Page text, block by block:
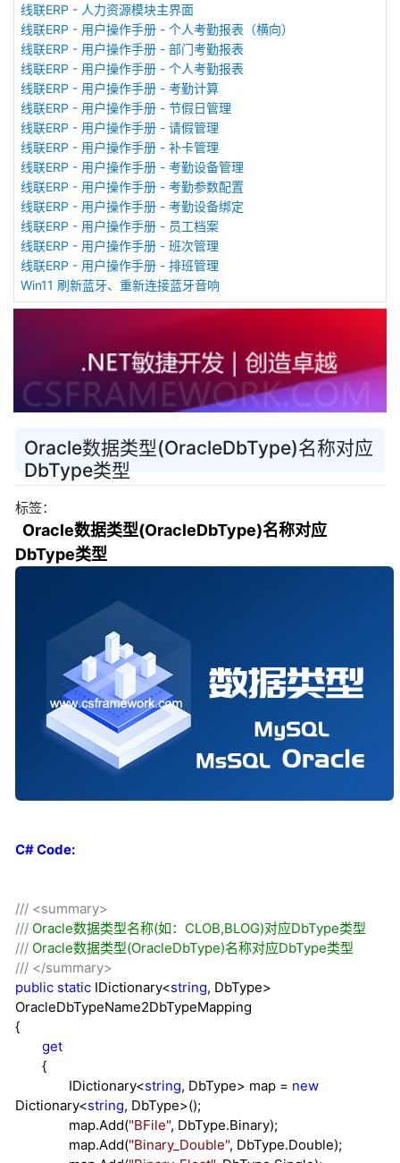
线联ERP - 人力资源模块主界面
线联ERP - 用户操作手册 - 个人考勤报表（横向）
线联ERP - 用户操作手册 - 部门考勤报表
线联ERP - 用户操作手册 - 个人考勤报表
线联ERP - 用户操作手册 - 考勤计算
线联ERP - 用户操作手册 - 节假日管理
线联ERP - 用户操作手册 - 请假管理
线联ERP - 用户操作手册 - 补卡管理
线联ERP - 用户操作手册 - 考勤设备管理
线联ERP - 用户操作手册 - 考勤参数配置
线联ERP - 用户操作手册 - 考勤设备绑定
线联ERP - 用户操作手册 - 员工档案
线联ERP - 用户操作手册 - 班次管理
线联ERP - 用户操作手册 - 排班管理
Win11 刷新蓝牙、重新连接蓝牙音响
Oracle数据类型(OracleDbType)名称对应
DbType类型
标签：
Oracle数据类型(OracleDbType)名称对应
DbType类型
C# Code:
/// <summary>
/// Oracle数据类型名称(如：CLOB,BLOG)对应DbType类型
/// Oracle数据类型(OracleDbType)名称对应DbType类型
/// </summary>
public static IDictionary<string, DbType>
OracleDbTypeName2DbTypeMapping
{
get
{
IDictionary<string, DbType> map = new
Dictionary<string, DbType>();
map.Add("BFile", DbType.Binary);
map.Add("Binary_Double", DbType.Double);